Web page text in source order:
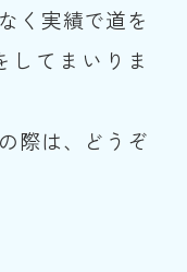
く実績で道を
してまいりま
際は、どうぞ